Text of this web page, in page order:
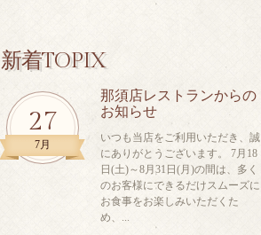
新着TOPIX
27
7月
那須店レストランからの
お知らせ
いつも当店をご利用いただき、誠
にありがとうございます。 7月18
日(土)～8月31日(月)の間は、多く
のお客様にできるだけスムーズに
お食事をお楽しみいただくた
め、...